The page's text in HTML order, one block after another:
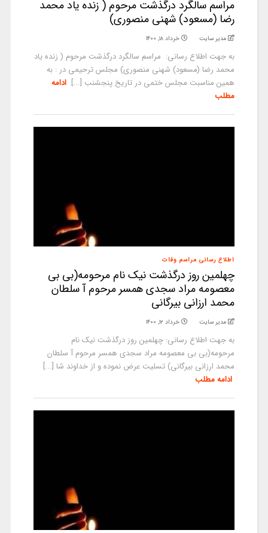
مراسم سالگرد درگذشت مرحوم ( زنده یاد محمد
رضا (مسعود) شهنی منصوری)
مدیر سایت خرداد ۱۸, ۱۴۰۰
به جهت اطلاع رسانی: مراسم سالگرد درگذشت مرحوم ( زنده یاد
محمد رضا (مسعود) شهنی منصوری) مجلس ترحیمی در : به
همین مناسبت مجلس ختمی در تاریخ پنجشنب [...] ادامه
مطلب
اطلاع رسانی مراسم وفات
چهلمین روز درگذشت نیک نام مرحومه(بی بی
معصومه مراد سجدی همسر مرحوم آ سلطان
محمد ارزانی بیرگانی
مدیر سایت خرداد ۱۲, ۱۴۰۰
به جهت اطلاع رسانی: چهلمین روز درگذشت نیک نام
مرحومه(بی بی معصومه مراد سجدی همسر مرحوم آ سلطان
محمد ارزانی بیرگانی) تسلیت عرض نموده و از خداوند شا [...]
ادامه مطلب